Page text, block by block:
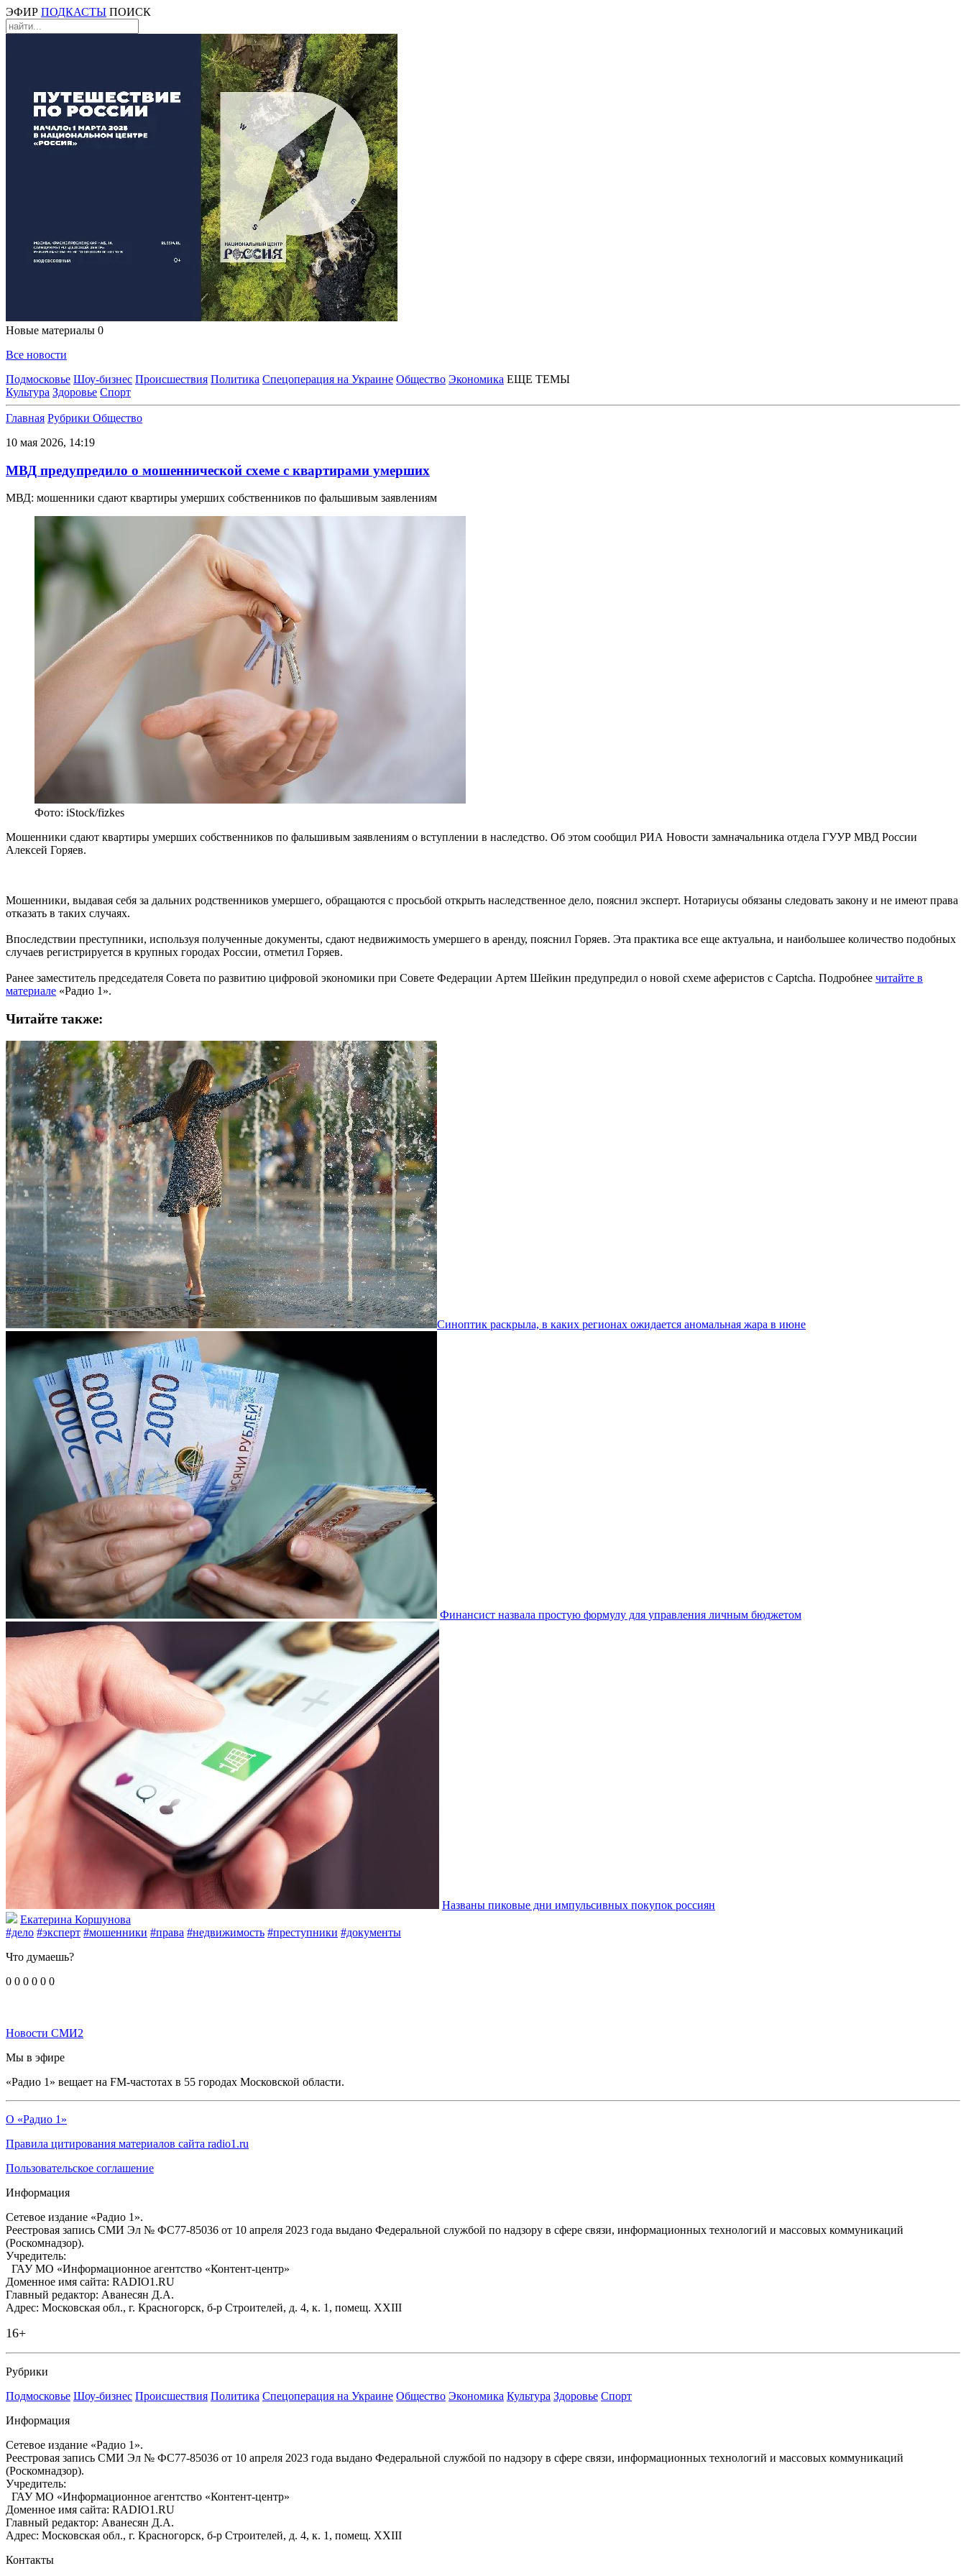
ЭФИР ПОДКАСТЫ ПОИСК
Новые материалы 0
Все новости
Подмосковье Шоу-бизнес Происшествия Политика Спецоперация на Украине Общество Экономика ЕЩЕ ТЕМЫ
Культура Здоровье Спорт
Главная Рубрики Общество
10 мая 2026, 14:19
МВД предупредило о мошеннической схеме с квартирами умерших
МВД: мошенники сдают квартиры умерших собственников по фальшивым заявлениям
Фото: iStock/fizkes
Мошенники сдают квартиры умерших собственников по фальшивым заявлениям о вступлении в наследство. Об этом сообщил РИА Новости замначальника отдела ГУУР МВД России
Алексей Горяев.
Мошенники, выдавая себя за дальних родственников умершего, обращаются с просьбой открыть наследственное дело, пояснил эксперт. Нотариусы обязаны следовать закону и не имеют права
отказать в таких случаях.
Впоследствии преступники, используя полученные документы, сдают недвижимость умершего в аренду, пояснил Горяев. Эта практика все еще актуальна, и наибольшее количество подобных
случаев регистрируется в крупных городах России, отметил Горяев.
Ранее заместитель председателя Совета по развитию цифровой экономики при Совете Федерации Артем Шейкин предупредил о новой схеме аферистов с Captcha. Подробнее читайте в
материале «Радио 1».
Читайте также:
Синоптик раскрыла, в каких регионах ожидается аномальная жара в июне
Финансист назвала простую формулу для управления личным бюджетом
Названы пиковые дни импульсивных покупок россиян
Екатерина Коршунова
#дело #эксперт #мошенники #права #недвижимость #преступники #документы
Что думаешь?
0 0 0 0 0 0
Новости СМИ2
Мы в эфире
«Радио 1» вещает на FM-частотах в 55 городах Московской области.
О «Радио 1»
Правила цитирования материалов сайта radio1.ru
Пользовательское соглашение
Информация
Сетевое издание «Радио 1».
Реестровая запись СМИ Эл № ФС77-85036 от 10 апреля 2023 года выдано Федеральной службой по надзору в сфере связи, информационных технологий и массовых коммуникаций
(Роскомнадзор).
Учредитель:
ГАУ МО «Информационное агентство «Контент-центр»
Доменное имя сайта: RADIO1.RU
Главный редактор: Аванесян Д.А.
Адрес: Московская обл., г. Красногорск, б-р Строителей, д. 4, к. 1, помещ. XXIII
16+
Рубрики
Подмосковье Шоу-бизнес Происшествия Политика Спецоперация на Украине Общество Экономика Культура Здоровье Спорт
Информация
Сетевое издание «Радио 1».
Реестровая запись СМИ Эл № ФС77-85036 от 10 апреля 2023 года выдано Федеральной службой по надзору в сфере связи, информационных технологий и массовых коммуникаций
(Роскомнадзор).
Учредитель:
ГАУ МО «Информационное агентство «Контент-центр»
Доменное имя сайта: RADIO1.RU
Главный редактор: Аванесян Д.А.
Адрес: Московская обл., г. Красногорск, б-р Строителей, д. 4, к. 1, помещ. XXIII
Контакты